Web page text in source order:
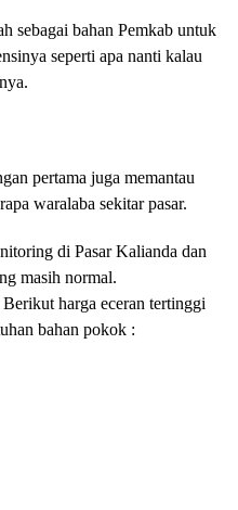
sebagai bahan Pemkab untuk
seperti apa nanti kalau
pertama juga memantau
waralaba sekitar pasar.
di Pasar Kalianda dan
masih normal.
harga eceran tertinggi
bahan pokok :